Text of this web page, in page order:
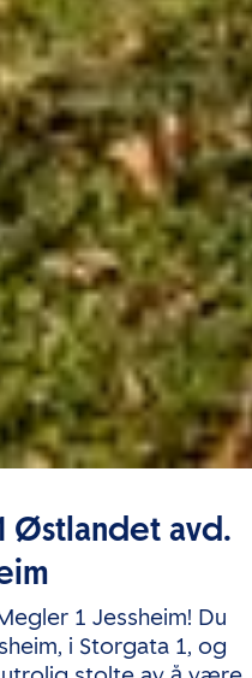
Østlandet avd.
1 Jessheim! Du
i Storgata 1, og